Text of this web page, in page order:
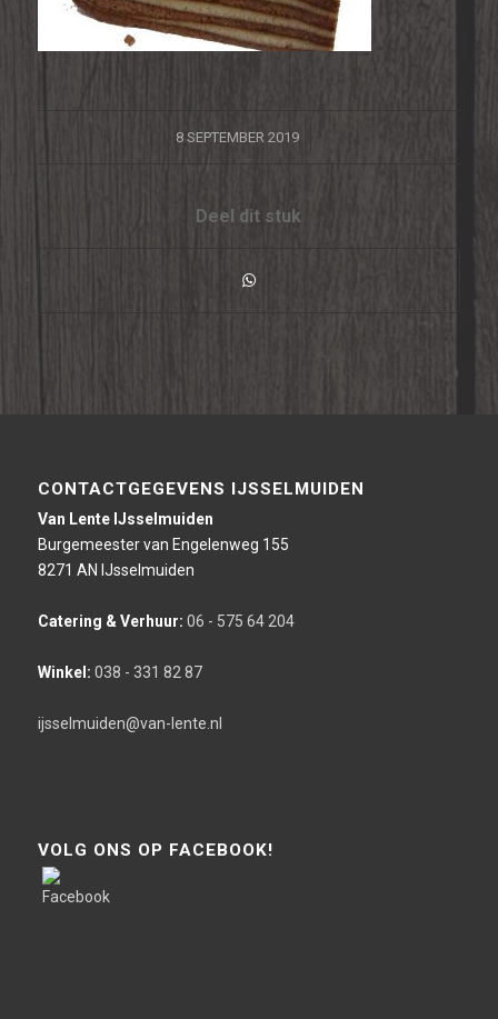
8 SEPTEMBER 2019
/
Deel dit stuk
CONTACTGEGEVENS IJSSELMUIDEN
Van Lente IJsselmuiden
Burgemeester van Engelenweg 155
8271 AN IJsselmuiden
Catering & Verhuur: 06 - 575 64 204
Winkel: 038 - 331 82 87
ijsselmuiden@van-lente.nl
VOLG ONS OP FACEBOOK!